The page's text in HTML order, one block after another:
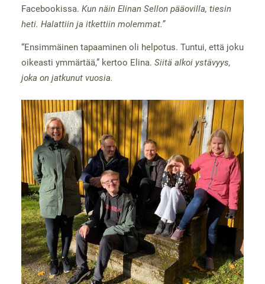
Facebookissa. Kun näin Elinan Sellon pääovilla, tiesin
heti. Halattiin ja itkettiin molemmat.”
“Ensimmäinen tapaaminen oli helpotus. Tuntui, että joku
oikeasti ymmärtää,” kertoo Elina. Siitä alkoi ystävyys,
joka on jatkunut vuosia.